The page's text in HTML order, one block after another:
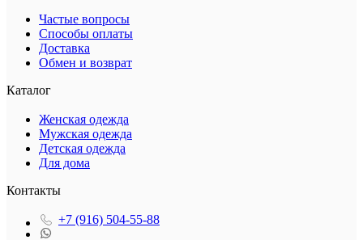
Частые вопросы
Способы оплаты
Доставка
Обмен и возврат
Каталог
Женская одежда
Мужская одежда
Детская одежда
Для дома
Контакты
+7 (916) 504-55-88